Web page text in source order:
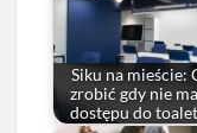
Siku na mieście:
zrobić gdy nie
dostępu do